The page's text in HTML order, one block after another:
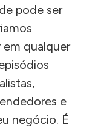
pode ser
qualquer
e
negócio. É